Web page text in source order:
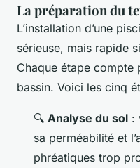
La préparation du
L’installation d’une
sérieuse, mais rapide
Chaque étape
bassin. Voici les cinq
🔍 Analyse du sol :
sa perméabilité et
phréatiques trop